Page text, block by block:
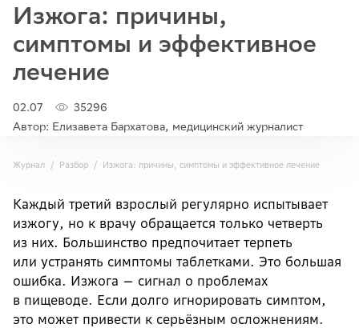
Изжога: причины,
симптомы и эффективное
лечение
02.07
35296
Автор: Елизавета Бархатова, медицинский журналист
Журнал Разбор Изжога: причины, симптомы и эффективное лечение
Каждый третий взрослый регулярно испытывает
изжогу, но к врачу обращается только четверть
из них. Большинство предпочитает терпеть
или устранять симптомы таблетками. Это большая
ошибка. Изжога — сигнал о проблемах
в пищеводе. Если долго игнорировать симптом,
это может привести к серьёзным осложнениям.